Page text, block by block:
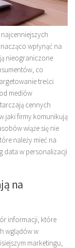
wpłynąć na
nieograniczone
co
treści.
mediów
cennych
jaki firmy komunikują
wiąże się nie
należy mieć na
data w personalizacji
na
informacji, które
wglądów w
marketingu,